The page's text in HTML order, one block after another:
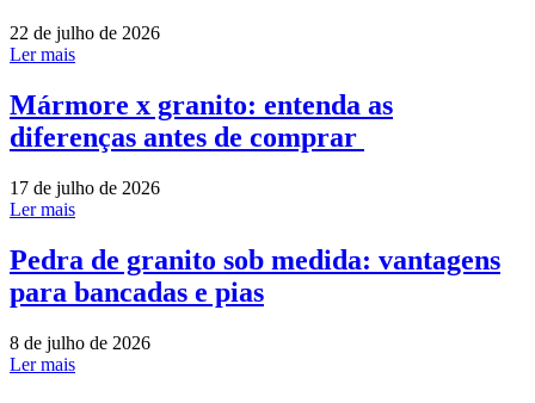
22 de julho de 2026
Ler mais
Mármore x granito: entenda as
diferenças antes de comprar
17 de julho de 2026
Ler mais
Pedra de granito sob medida: vantagens
para bancadas e pias
8 de julho de 2026
Ler mais